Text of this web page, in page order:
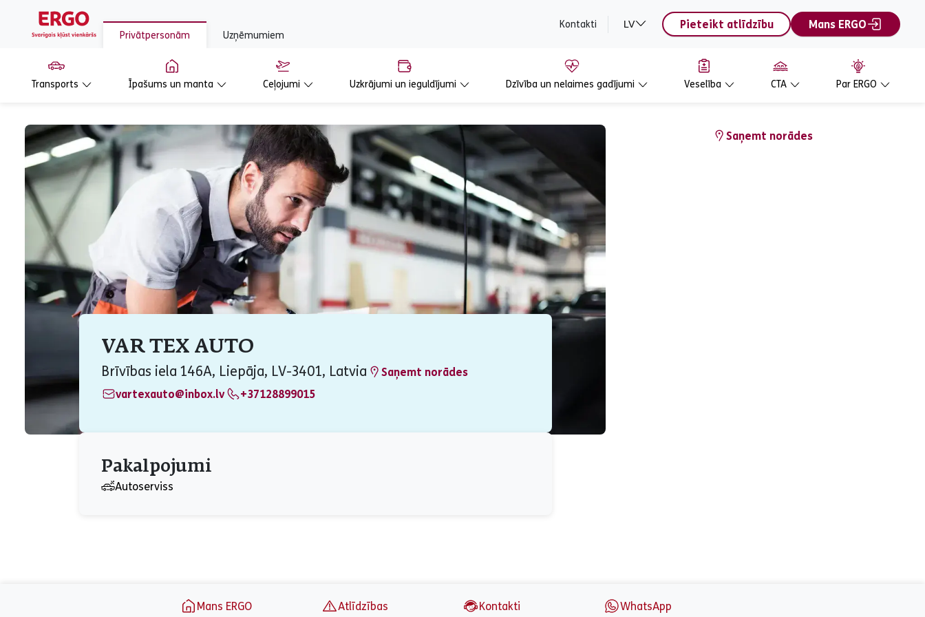
Privātpersonām Uzņēmumiem
Kontakti LV Pieteikt atlīdzību Mans ERGO
Transports Īpašums un manta Ceļojumi Uzkrājumi un ieguldījumi Dzīvība un nelaimes gadījumi Veselība CTA Par ERGO
VAR TEX AUTO
Brīvības iela 146A, Liepāja, LV-3401, Latvia
Saņemt norādes
vartexauto@inbox.lv
+37128899015
Pakalpojumi
Autoserviss
Saņemt norādes
aria_label_footerMans ERGO Atlīdzības Kontakti WhatsApp